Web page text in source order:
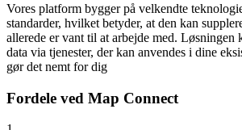
Vores platform bygger på velkendte
standarder, hvilket betyder, at den kan
allerede er vant til at arbejde med. Løsningen
data via tjenester, der kan anvendes i dine
gør det nemt for dig
Fordele ved Map Connect